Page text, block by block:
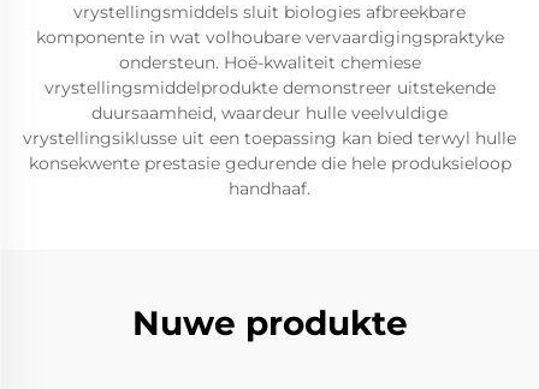
vrystellingsmiddels sluit biologies afbreekbare
komponente in wat volhoubare vervaardigingspraktyke
ondersteun. Hoë-kwaliteit chemiese
vrystellingsmiddelprodukte demonstreer uitstekende
duursaamheid, waardeur hulle veelvuldige
vrystellingsiklusse uit een toepassing kan bied terwyl hulle
konsekwente prestasie gedurende die hele produksieloop
handhaaf.
Nuwe produkte